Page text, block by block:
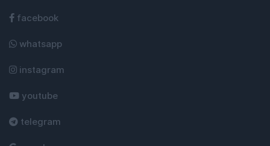
facebook
whatsapp
instagram
youtube
telegram